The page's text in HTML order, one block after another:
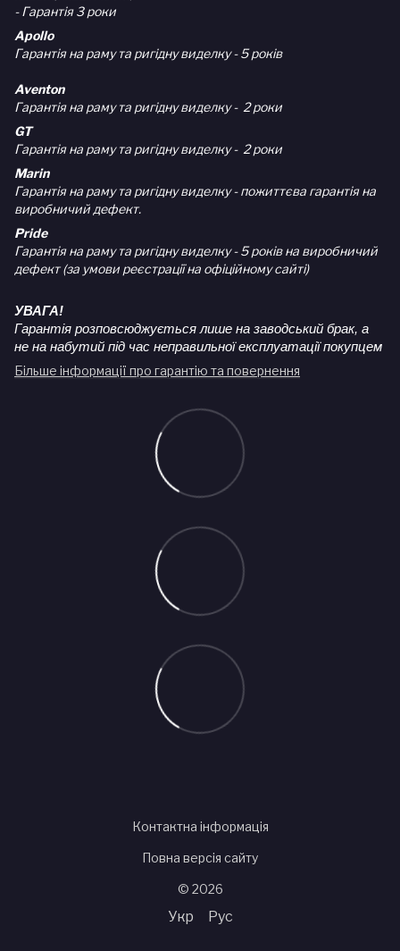
- Гарантія 3 роки
Apollo
Гарантія на раму та ригідну виделку - 5 років
Aventon
Гарантія на раму та ригідну виделку - 2 роки
GT
Гарантія на раму та ригідну виделку - 2 роки
Marin
Гарантія на раму та ригідну виделку - пожиттєва гарантія на
виробничий дефект.
Pride
Гарантія на раму та ригідну виделку - 5 років на виробничий
дефект (за умови реєстрації на офіційному сайті)
УВАГА!
Гарантія розповсюджується лише на заводський брак, а
не на набутий під час неправильної експлуатації покупцем
Більше інформації про гарантію та повернення
Контактна інформація
Повна версія сайту
© 2026
Укр Рус